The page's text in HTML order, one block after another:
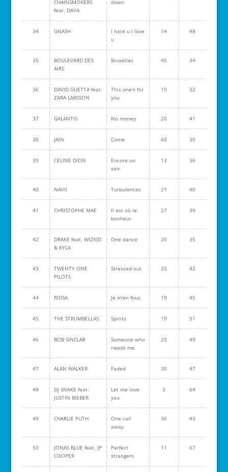
CHAINSMOKERS
feat. DAYA
down
34 GNASH
I hate u i love
u
14 48
35
BOULEVARD DES
AIRS
Bruxelles 45 34
36
DAVID GUETTA feat.
ZARA LARSSON
This one's for
you
15 32
37 GALANTIS No money 20 41
38 JAIN Come 60 30
39 CELINE DION
Encore un
soir
13 36
40 NAVII Turbulences 21 40
41 CHRISTOPHE MAE
Il est où le
bonheur
27 39
42
DRAKE feat. WIZKID
& KYLA
One dance 20 35
43
TWENTY ONE
PILOTS
Stressed out 33 42
44 RIDSA Je m'en fous 19 45
45 THE STRUMBELLAS Spirits 19 51
46 BOB SINCLAR
Someone who
needs me
20 49
47 ALAN WALKER Faded 30 47
48
DJ SNAKE feat.
JUSTIN BIEBER
Let me love
you
3 64
49 CHARLIE PUTH
One call
away
36 43
50
JONAS BLUE feat. JP
COOPER
Perfect
strangers
11 67